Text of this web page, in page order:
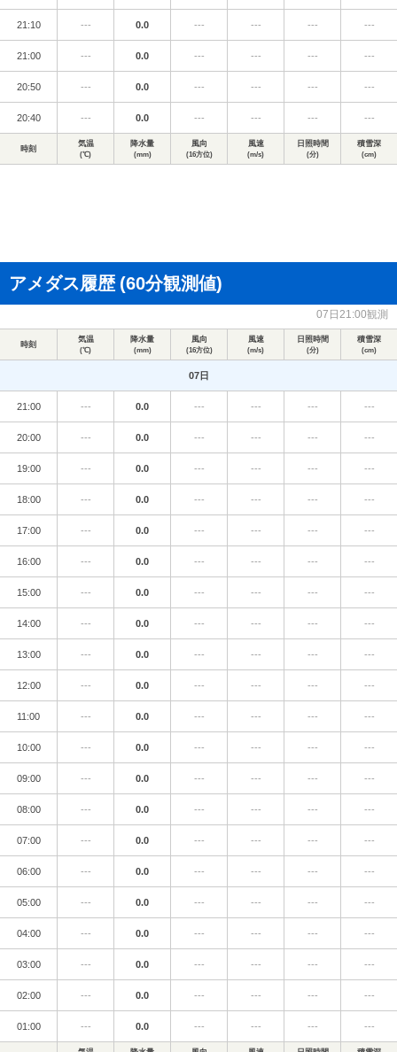
21:10 --- 0.0 --- --- --- ---
21:00 --- 0.0 --- --- --- ---
20:50 --- 0.0 --- --- --- ---
20:40 --- 0.0 --- --- --- ---
時刻
気温
(℃)
降水量
(mm)
風向
(16方位)
風速
(m/s)
日照時間
(分)
積雪深
(cm)
アメダス履歴 (60分観測値)
07日21:00観測
時刻
気温
(℃)
降水量
(mm)
風向
(16方位)
風速
(m/s)
日照時間
(分)
積雪深
(cm)
07日
21:00 --- 0.0 --- --- --- ---
20:00 --- 0.0 --- --- --- ---
19:00 --- 0.0 --- --- --- ---
18:00 --- 0.0 --- --- --- ---
17:00 --- 0.0 --- --- --- ---
16:00 --- 0.0 --- --- --- ---
15:00 --- 0.0 --- --- --- ---
14:00 --- 0.0 --- --- --- ---
13:00 --- 0.0 --- --- --- ---
12:00 --- 0.0 --- --- --- ---
11:00 --- 0.0 --- --- --- ---
10:00 --- 0.0 --- --- --- ---
09:00 --- 0.0 --- --- --- ---
08:00 --- 0.0 --- --- --- ---
07:00 --- 0.0 --- --- --- ---
06:00 --- 0.0 --- --- --- ---
05:00 --- 0.0 --- --- --- ---
04:00 --- 0.0 --- --- --- ---
03:00 --- 0.0 --- --- --- ---
02:00 --- 0.0 --- --- --- ---
01:00 --- 0.0 --- --- --- ---